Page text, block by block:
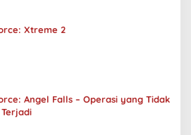
Xtreme 2
Angel Falls – Operasi yang Tidak